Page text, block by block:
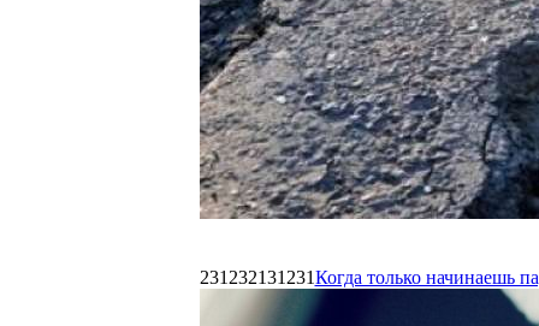
231232131231Когда только начинаешь